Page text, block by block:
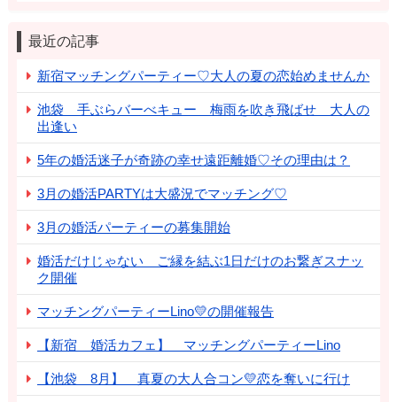
最近の記事
新宿マッチングパーティー♡大人の夏の恋始めませんか
池袋 手ぶらバーべキュー 梅雨を吹き飛ばせ 大人の
出逢い
5年の婚活迷子が奇跡の幸せ遠距離婚♡その理由は？
3月の婚活PARTYは大盛況でマッチング♡
3月の婚活パーティーの募集開始
婚活だけじゃない ご縁を結ぶ1日だけのお繋ぎスナッ
ク開催
マッチングパーティーLino💛の開催報告
【新宿 婚活カフェ】 マッチングパーティーLino
【池袋 8月】 真夏の大人合コン💛恋を奪いに行け